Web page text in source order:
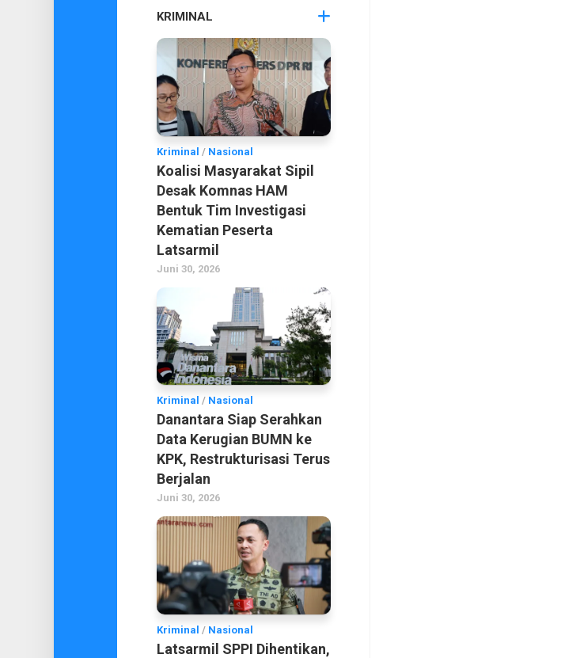
KRIMINAL
Kriminal / Nasional
Koalisi Masyarakat Sipil
Desak Komnas HAM
Bentuk Tim Investigasi
Kematian Peserta
Latsarmil
Juni 30, 2026
Kriminal / Nasional
Danantara Siap Serahkan
Data Kerugian BUMN ke
KPK, Restrukturisasi Terus
Berjalan
Juni 30, 2026
Kriminal / Nasional
Latsarmil SPPI Dihentikan,